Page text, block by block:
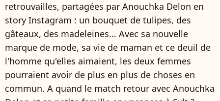
retrouvailles, partagées par Anouchka Delon en
story Instagram : un bouquet de tulipes, des
gâteaux, des madeleines... Avec sa nouvelle
marque de mode, sa vie de maman et ce deuil de
l'homme qu'elles aimaient, les deux femmes
pourraient avoir de plus en plus de choses en
commun. A quand le match retour avec Anouchka